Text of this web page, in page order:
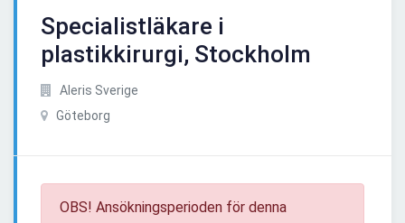
Specialistläkare i
plastikkirurgi, Stockholm
Aleris Sverige
Göteborg
OBS! Ansökningsperioden för denna